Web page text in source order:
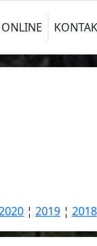
ONLINE
¦ 2019 ¦ 2018